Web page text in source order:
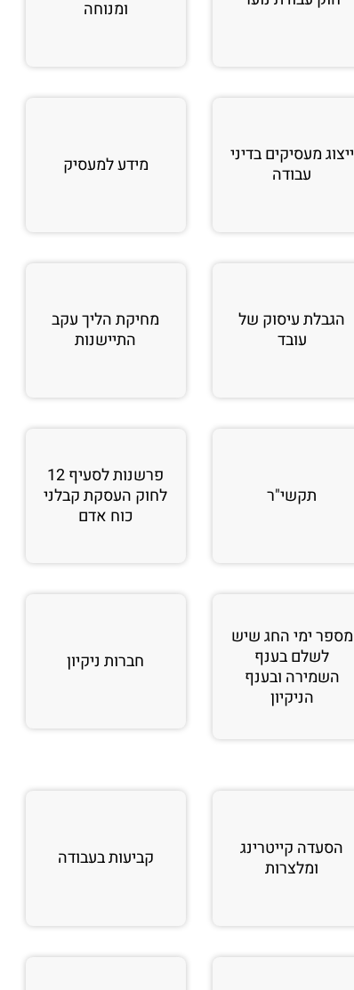
ומנוחה
ייצוג מעסיקים בדיני
עבודה
מידע למעסיק
הגבלת עיסוק של
עובד
מחיקת הליך עקב
התיישנות
תקשי"ר
פרשנות לסעיף 12
לחוק העסקת קבלני
כוח אדם
מספר ימי החג שיש
לשלם בענף
השמירה ובענף
הניקיון
חברות ניקיון
הסעדה קייטרינג
ומלצרות
קביעות בעבודה